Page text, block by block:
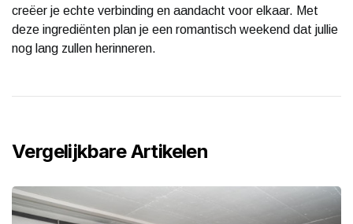
creëer je echte verbinding en aandacht voor elkaar. Met
deze ingrediënten plan je een romantisch weekend dat jullie
nog lang zullen herinneren.
Vergelijkbare Artikelen